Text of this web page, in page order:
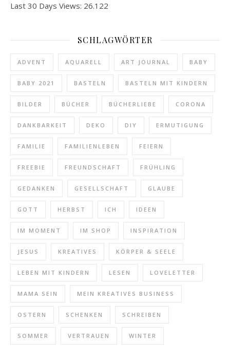
Last 30 Days Views: 26.122
SCHLAGWÖRTER
ADVENT AQUARELL ART JOURNAL BABY
BABY 2021 BASTELN BASTELN MIT KINDERN
BILDER BÜCHER BÜCHERLIEBE CORONA
DANKBARKEIT DEKO DIY ERMUTIGUNG
FAMILIE FAMILIENLEBEN FEIERN
FREEBIE FREUNDSCHAFT FRÜHLING
GEDANKEN GESELLSCHAFT GLAUBE
GOTT HERBST ICH IDEEN
IM MOMENT IM SHOP INSPIRATION
JESUS KREATIVES KÖRPER & SEELE
LEBEN MIT KINDERN LESEN LOVELETTER
MAMA SEIN MEIN KREATIVES BUSINESS
OSTERN SCHENKEN SCHREIBEN
SOMMER VERTRAUEN WINTER